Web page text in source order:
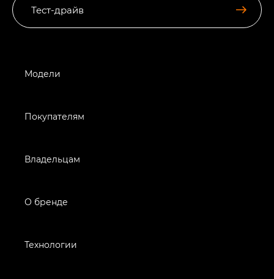
Тест-драйв
Модели
Покупателям
Владельцам
О бренде
Технологии